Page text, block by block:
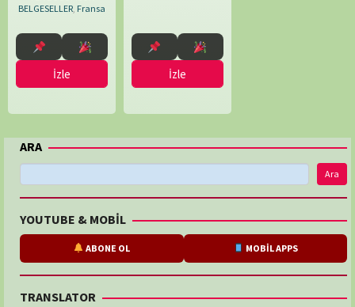
BELGESELLER, Fransa
İzle İzle
ARA
Ara
YOUTUBE & MOBİL
ABONE OL MOBİL APPS
TRANSLATOR